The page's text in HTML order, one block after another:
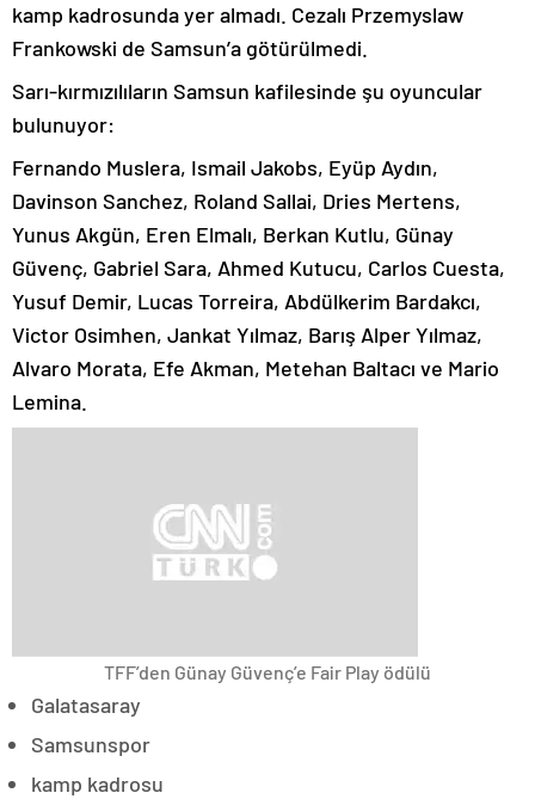
kamp kadrosunda yer almadı. Cezalı Przemyslaw
Frankowski de Samsun’a götürülmedi.
Sarı-kırmızılıların Samsun kafilesinde şu oyuncular
bulunuyor:
Fernando Muslera, Ismail Jakobs, Eyüp Aydın,
Davinson Sanchez, Roland Sallai, Dries Mertens,
Yunus Akgün, Eren Elmalı, Berkan Kutlu, Günay
Güvenç, Gabriel Sara, Ahmed Kutucu, Carlos Cuesta,
Yusuf Demir, Lucas Torreira, Abdülkerim Bardakcı,
Victor Osimhen, Jankat Yılmaz, Barış Alper Yılmaz,
Alvaro Morata, Efe Akman, Metehan Baltacı ve Mario
Lemina.
TFF’den Günay Güvenç’e Fair Play ödülü
Galatasaray
Samsunspor
kamp kadrosu